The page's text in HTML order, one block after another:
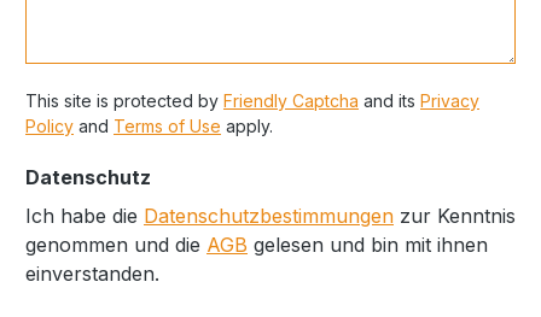
This site is protected by Friendly Captcha and its Privacy
Policy and Terms of Use apply.
Datenschutz
Ich habe die Datenschutzbestimmungen zur Kenntnis
genommen und die AGB gelesen und bin mit ihnen
einverstanden.